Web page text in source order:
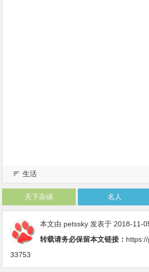
生活
天下杂谈 名人
本文由 petssky 发表于 2018-11-
转载请务必保留本文链接：
33753